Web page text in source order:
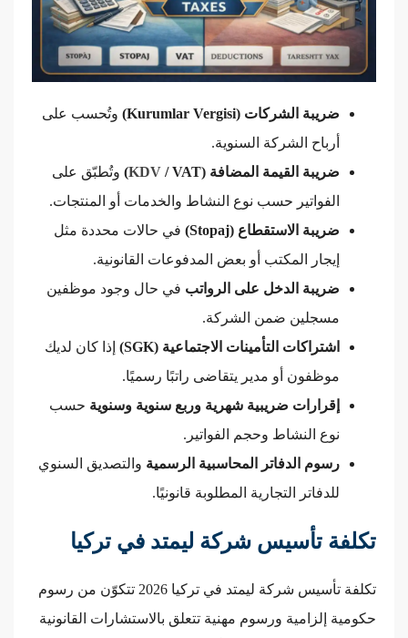
ضريبة الشركات (Kurumlar Vergisi)
وتُحسب على
أرباح الشركة السنوية.
ضريبة القيمة المضافة (
KDV / VAT)
وتُطبّق على
الفواتير حسب نوع النشاط والخدمات أو المنتجات.
ضريبة الاستقطاع (Stopaj)
في حالات محددة مثل
إيجار المكتب أو بعض المدفوعات القانونية.
ضريبة الدخل على الرواتب في حال وجود موظفين
مسجلين ضمن الشركة.
اشتراكات التأمينات الاجتماعية (SGK)
إذا كان لديك
موظفون أو مدير يتقاضى راتبًا رسميًا.
إقرارات ضريبية شهرية وربع سنوية وسنوية حسب
نوع النشاط وحجم الفواتير.
رسوم الدفاتر المحاسبية الرسمية والتصديق السنوي
للدفاتر التجارية المطلوبة قانونيًا.
تكلفة تأسيس شركة ليمتد في تركيا
تكلفة تأسيس شركة ليمتد في تركيا 2026 تتكوّن من رسوم
حكومية إلزامية ورسوم مهنية تتعلق بالاستشارات القانونية